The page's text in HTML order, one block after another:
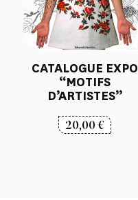
CATALOGUE EXPO
“MOTIFS
D’ARTISTES”
20,00€